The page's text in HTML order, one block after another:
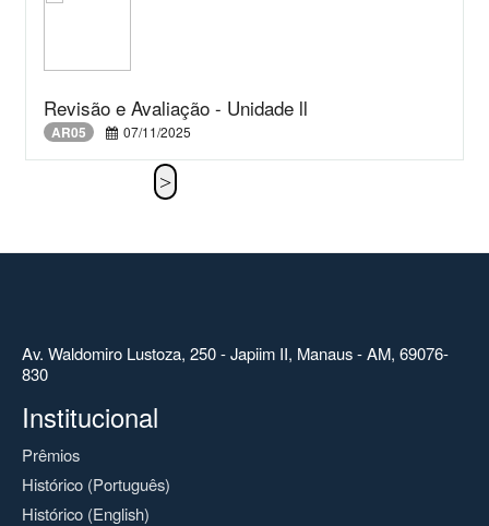
Revisão e Avaliação - Unidade ll
AR05 07/11/2025
Av. Waldomiro Lustoza, 250 - Japiim II, Manaus - AM, 69076-
830
Institucional
Prêmios
Histórico (Português)
Histórico (English)